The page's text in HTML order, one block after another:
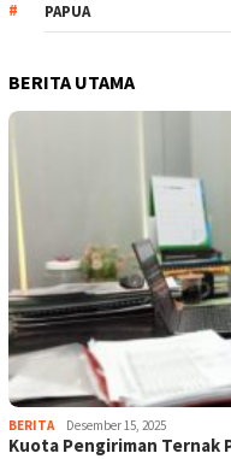
PAPUA
BERITA UTAMA
BERITA Desember 15, 2025
Kuota Pengiriman